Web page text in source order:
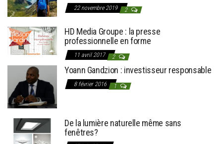
22 novembre 2019 2
HD Media Groupe : la presse
professionnelle en forme
11 avril 2017 2
Yoann Gandzion : investisseur responsable
8 février 2016 1
De la lumière naturelle même sans
fenêtres?